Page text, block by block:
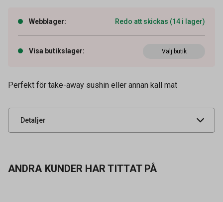
Webblager: Redo att skickas (14 i lager)
Visa butikslager: Välj butik
Perfekt för take-away sushin eller annan kall mat
Detaljer
Volym 800 ml
Leverantörens
3689070
UNSPSC 24111502
ANDRA KUNDER HAR TITTAT PÅ